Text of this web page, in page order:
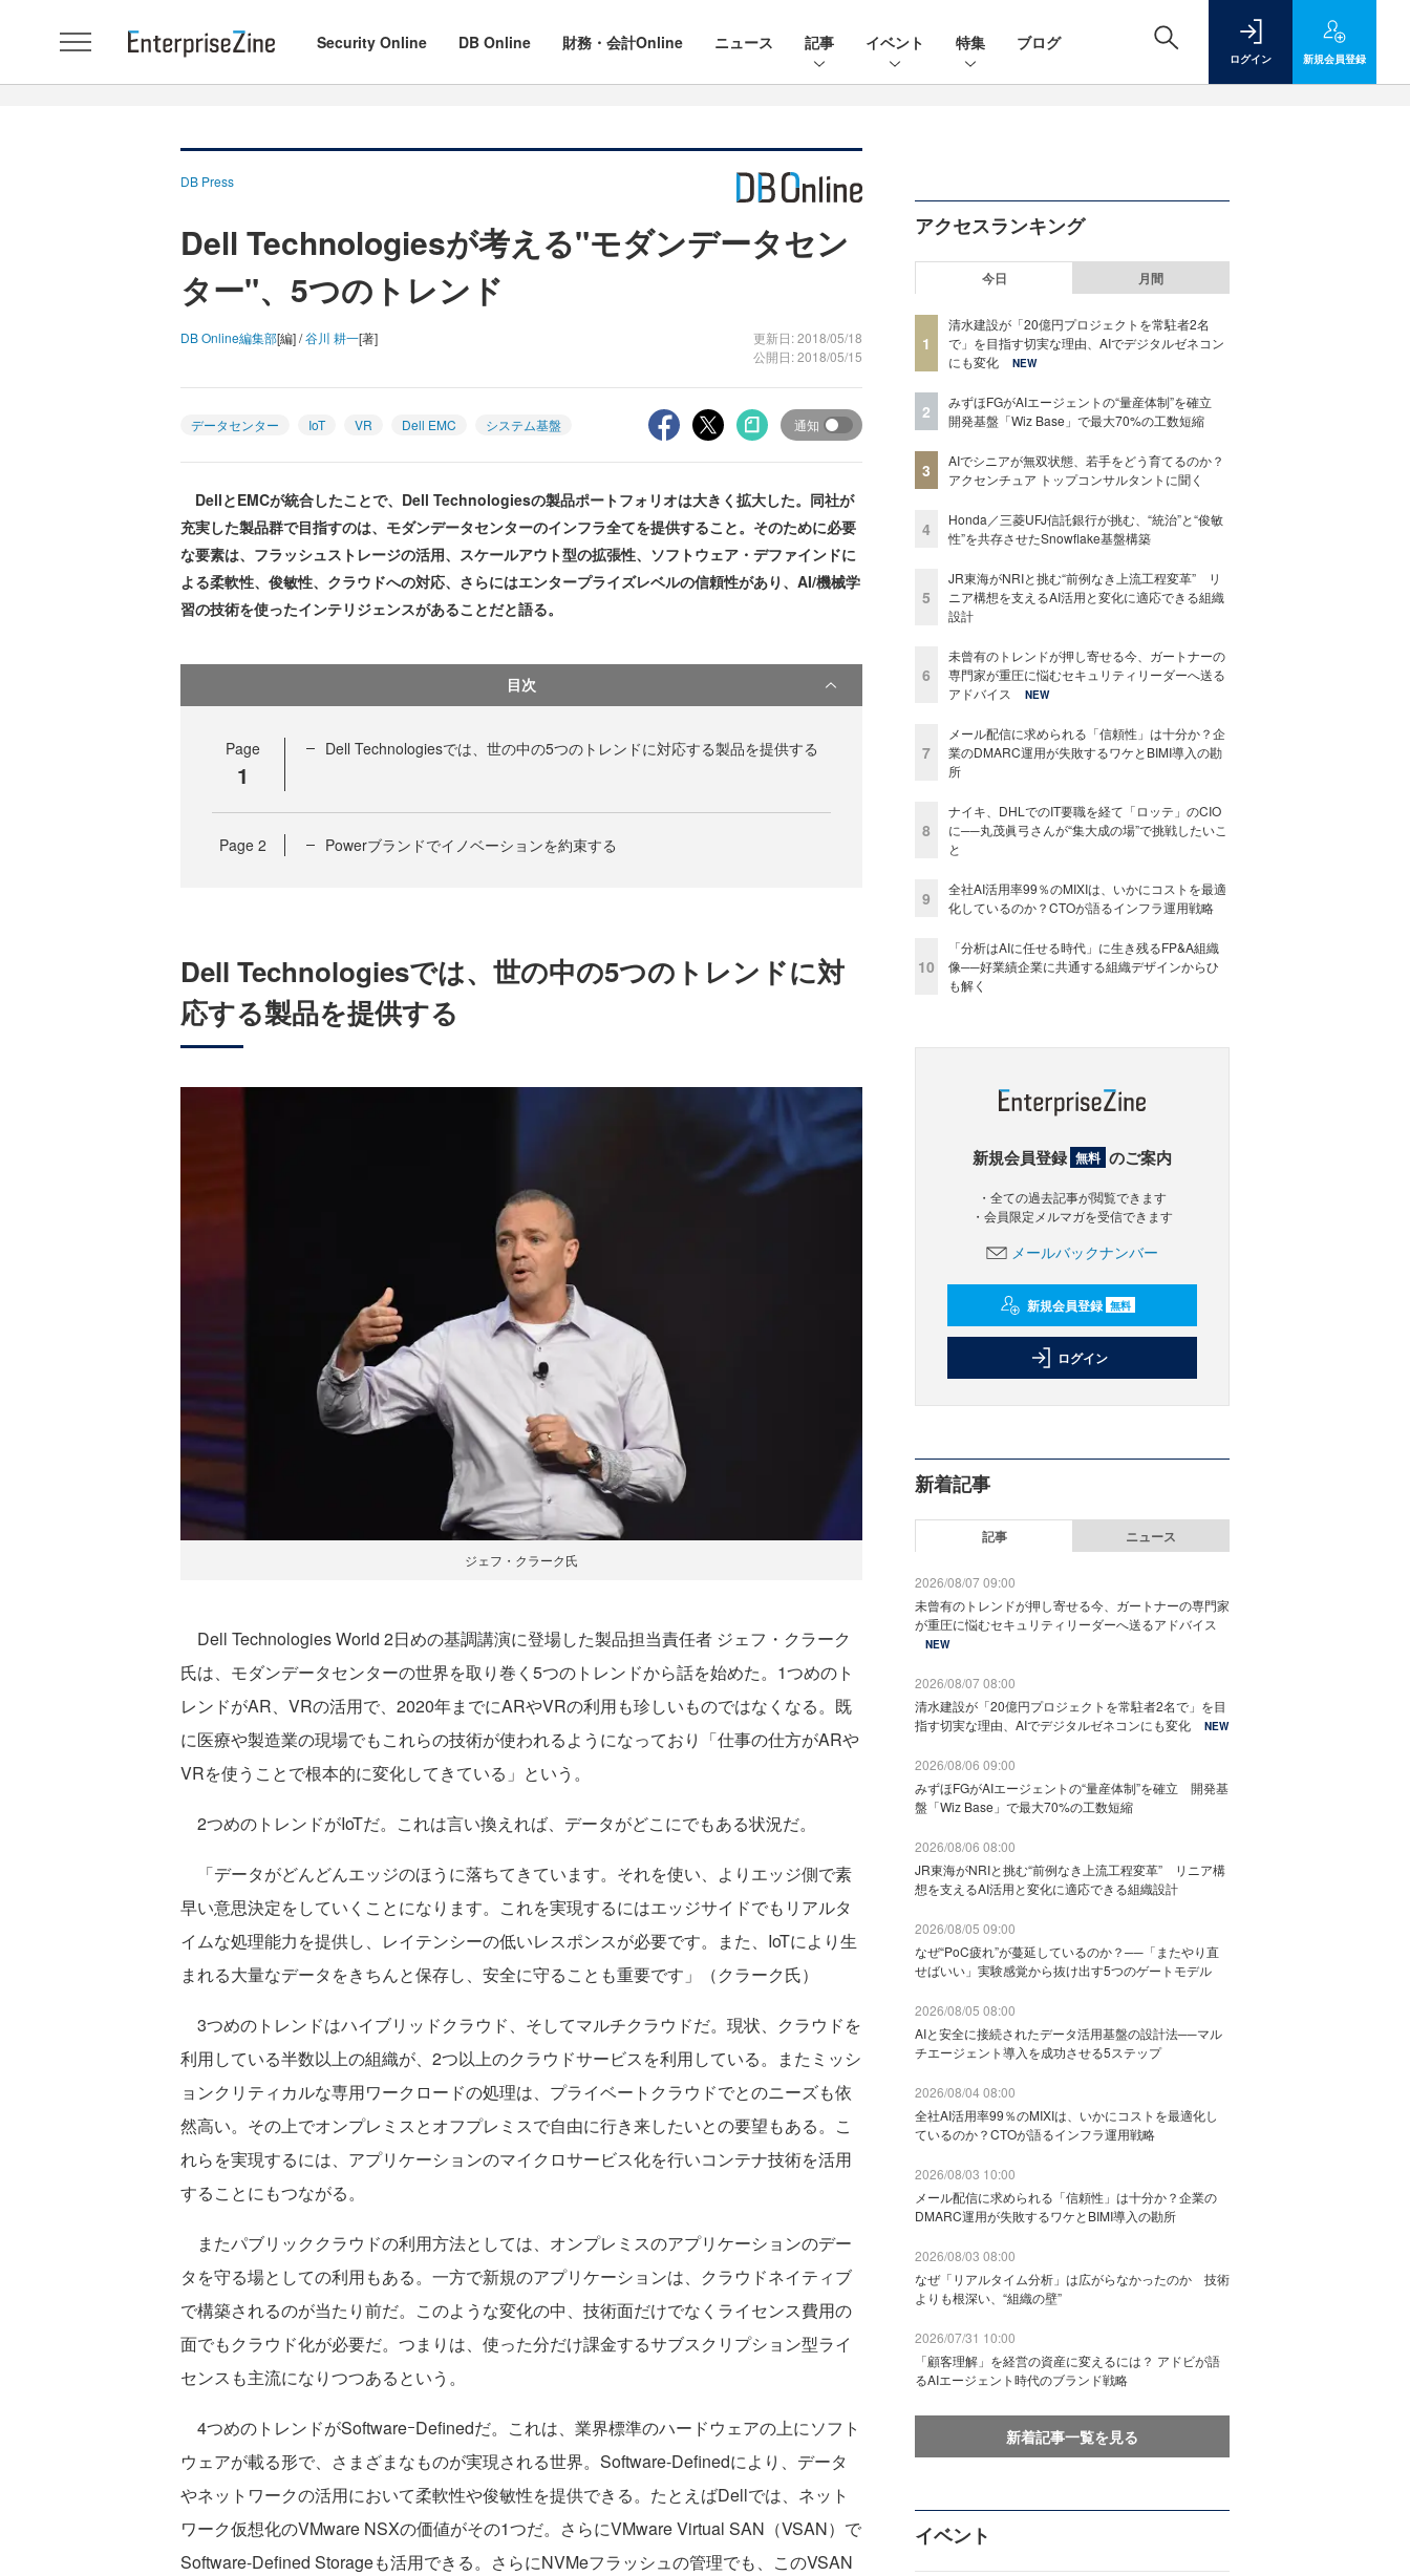
Security Online DB Online 財務・会計Online ニュース 記事 イベント 特集 ブログ
ログイン 新規会員登録
DB Press
Dell Technologiesが考える"モダンデータセン
ター"、5つのトレンド
DB Online編集部[編] /谷川 耕一[著]
更新日: 2018/05/18
公開日: 2018/05/15
データセンター IoT VR Dell EMC システム基盤 通知
DellとEMCが統合したことで、Dell Technologiesの製品ポートフォリオは大きく拡大した。同社が
充実した製品群で目指すのは、モダンデータセンターのインフラ全てを提供すること。そのために必要
な要素は、フラッシュストレージの活用、スケールアウト型の拡張性、ソフトウェア・デファインドに
よる柔軟性、俊敏性、クラウドへの対応、さらにはエンタープライズレベルの信頼性があり、AI/機械学
習の技術を使ったインテリジェンスがあることだと語る。
目次
Page
1
Dell Technologiesでは、世の中の5つのトレンドに対応する製品を提供する
Page 2 Powerブランドでイノベーションを約束する
Dell Technologiesでは、世の中の5つのトレンドに対
応する製品を提供する
ジェフ・クラーク氏
Dell Technologies World 2日めの基調講演に登場した製品担当責任者 ジェフ・クラーク
氏は、モダンデータセンターの世界を取り巻く5つのトレンドから話を始めた。1つめのト
レンドがAR、VRの活用で、2020年までにARやVRの利用も珍しいものではなくなる。既
に医療や製造業の現場でもこれらの技術が使われるようになっており「仕事の仕方がARや
VRを使うことで根本的に変化してきている」という。
2つめのトレンドがIoTだ。これは言い換えれば、データがどこにでもある状況だ。
「データがどんどんエッジのほうに落ちてきています。それを使い、よりエッジ側で素
早い意思決定をしていくことになります。これを実現するにはエッジサイドでもリアルタ
イムな処理能力を提供し、レイテンシーの低いレスポンスが必要です。また、IoTにより生
まれる大量なデータをきちんと保存し、安全に守ることも重要です」（クラーク氏）
3つめのトレンドはハイブリッドクラウド、そしてマルチクラウドだ。現状、クラウドを
利用している半数以上の組織が、2つ以上のクラウドサービスを利用している。またミッシ
ョンクリティカルな専用ワークロードの処理は、プライベートクラウドでとのニーズも依
然高い。その上でオンプレミスとオフプレミスで自由に行き来したいとの要望もある。こ
れらを実現するには、アプリケーションのマイクロサービス化を行いコンテナ技術を活用
することにもつながる。
またパブリッククラウドの利用方法としては、オンプレミスのアプリケーションのデー
タを守る場としての利用もある。一方で新規のアプリケーションは、クラウドネイティブ
で構築されるのが当たり前だ。このような変化の中、技術面だけでなくライセンス費用の
面でもクラウド化が必要だ。つまりは、使った分だけ課金するサブスクリプション型ライ
センスも主流になりつつあるという。
4つめのトレンドがSoftwareｰDefinedだ。これは、業界標準のハードウェアの上にソフト
ウェアが載る形で、さまざまなものが実現される世界。Software-Definedにより、データ
やネットワークの活用において柔軟性や俊敏性を提供できる。たとえばDellでは、ネット
ワーク仮想化のVMware NSXの価値がその1つだ。さらにVMware Virtual SAN（VSAN）で
Software-Defined Storageも活用できる。さらにNVMeフラッシュの管理でも、このVSAN
アクセスランキング
今日 月間
1
清水建設が「20億円プロジェクトを常駐者2名
で」を目指す切実な理由、AIでデジタルゼネコン
にも変化
NEW
2
みずほFGがAIエージェントの“量産体制”を確立
開発基盤「Wiz Base」で最大70%の工数短縮
3
AIでシニアが無双状態、若手をどう育てるのか？
アクセンチュア トップコンサルタントに聞く
4
Honda／三菱UFJ信託銀行が挑む、“統治”と“俊敏
性”を共存させたSnowflake基盤構築
5
JR東海がNRIと挑む“前例なき上流工程変革” リ
ニア構想を支えるAI活用と変化に適応できる組織
設計
6
未曾有のトレンドが押し寄せる今、ガートナーの
専門家が重圧に悩むセキュリティリーダーへ送る
アドバイス
NEW
7
メール配信に求められる「信頼性」は十分か？企
業のDMARC運用が失敗するワケとBIMI導入の勘
所
8
ナイキ、DHLでのIT要職を経て「ロッテ」のCIO
に──丸茂眞弓さんが“集大成の場”で挑戦したいこ
と
9
全社AI活用率99％のMIXIは、いかにコストを最適
化しているのか？CTOが語るインフラ運用戦略
10
「分析はAIに任せる時代」に生き残るFP&A組織
像──好業績企業に共通する組織デザインからひ
も解く
新規会員登録 無料 のご案内
・全ての過去記事が閲覧できます
・会員限定メルマガを受信できます
メールバックナンバー
新規会員登録 無料
ログイン
新着記事
記事 ニュース
2026/08/07 09:00
未曾有のトレンドが押し寄せる今、ガートナーの専門家
が重圧に悩むセキュリティリーダーへ送るアドバイス
NEW
2026/08/07 08:00
清水建設が「20億円プロジェクトを常駐者2名で」を目
指す切実な理由、AIでデジタルゼネコンにも変化
NEW
2026/08/06 09:00
みずほFGがAIエージェントの“量産体制”を確立 開発基
盤「Wiz Base」で最大70%の工数短縮
2026/08/06 08:00
JR東海がNRIと挑む“前例なき上流工程変革” リニア構
想を支えるAI活用と変化に適応できる組織設計
2026/08/05 09:00
なぜ“PoC疲れ”が蔓延しているのか？──「またやり直
せばいい」実験感覚から抜け出す5つのゲートモデル
2026/08/05 08:00
AIと安全に接続されたデータ活用基盤の設計法──マル
チエージェント導入を成功させる5ステップ
2026/08/04 08:00
全社AI活用率99％のMIXIは、いかにコストを最適化し
ているのか？CTOが語るインフラ運用戦略
2026/08/03 10:00
メール配信に求められる「信頼性」は十分か？企業の
DMARC運用が失敗するワケとBIMI導入の勘所
2026/08/03 08:00
なぜ「リアルタイム分析」は広がらなかったのか 技術
よりも根深い、“組織の壁”
2026/07/31 10:00
「顧客理解」を経営の資産に変えるには？ アドビが語
るAIエージェント時代のブランド戦略
新着記事一覧を見る
イベント